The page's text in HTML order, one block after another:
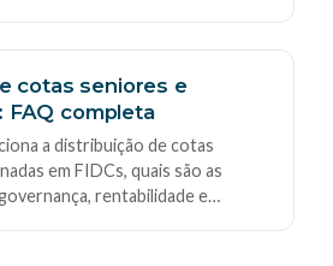
cotas seniores e
FAQ completa
a distribuição de cotas
em FIDCs, quais são as
rentabilidade e